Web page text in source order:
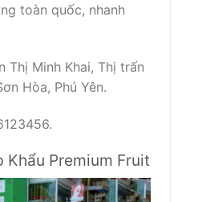
toàn quốc, nhanh
Thị Minh Khai, Thị trấn
Hòa, Phú Yên.
Khẩu Premium Fruit